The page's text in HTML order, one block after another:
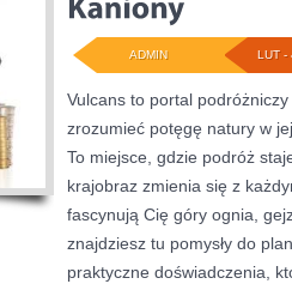
LUT -
ADMIN
Vulcans to portal
zrozumieć potęgę natury w
To miejsce, gdzie podróż
krajobraz zmienia się z
fascynują Cię góry ognia,
znajdziesz tu pomysły do
praktyczne doświadczenia,